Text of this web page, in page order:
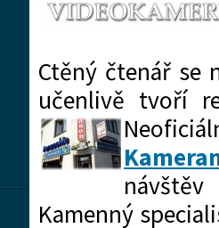
Ctěný čtenář se
učenlivě tvoří
Kamenný